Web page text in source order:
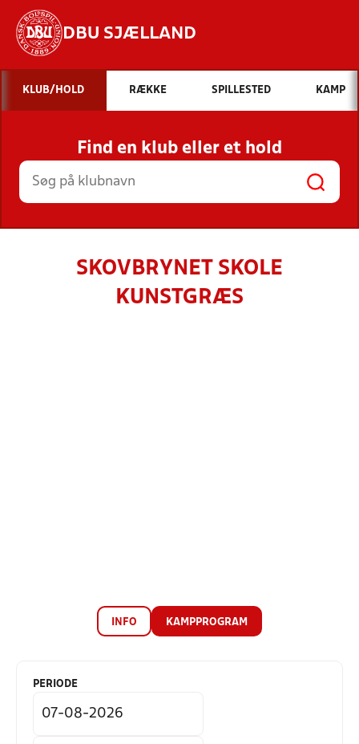
DBU SJÆLLAND
Hvad vil du søge efter?
INDHOLD OG NYHEDER
STILLINGER, RESULTATER, KLUBBER OG
HOLD
KLUB/HOLD RÆKKE SPILLESTED KAMP
Find en klub eller et hold
SKOVBRYNET SKOLE
KUNSTGRÆS
INFO KAMPPROGRAM
PERIODE